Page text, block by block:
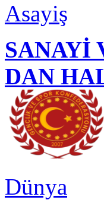
Asayiş
SANAYİ
DAN
Dünya